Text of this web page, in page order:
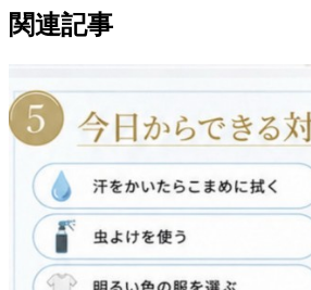
関連記事